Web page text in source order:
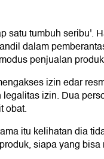
satu tumbuh seribu'.
dalam
penjualan
izin edar
legalitas izin. Dua
obat.
itu kelihatan dia
siapa yang